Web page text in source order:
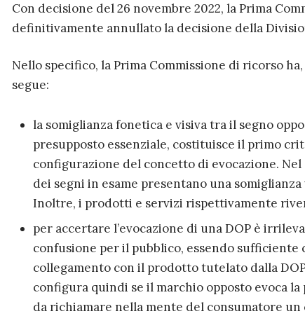
Con decisione del 26 novembre 2022, la Prima
definitivamente annullato la decisione della
Nello specifico, la Prima Commissione di ricorso
segue:
la somiglianza fonetica e visiva tra il segno
presupposto essenziale, costituisce il primo
configurazione del concetto di evocazione.
dei segni in esame presentano una
Inoltre, i prodotti e servizi rispettivamente
per accertare l’evocazione di una DOP è
confusione per il pubblico, essendo sufficiente
collegamento con il prodotto tutelato dalla
configura quindi se il marchio opposto evoca
da richiamare nella mente del consumatore